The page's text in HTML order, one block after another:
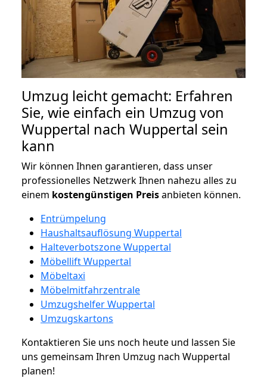
Umzug leicht gemacht: Erfahren
Sie, wie einfach ein Umzug von
Wuppertal nach Wuppertal sein
kann
Wir können Ihnen garantieren, dass unser
professionelles Netzwerk Ihnen nahezu alles zu
einem kostengünstigen Preisanbieten können.
Entrümpelung
Haushaltsauflösung Wuppertal
Halteverbotszone Wuppertal
Möbellift Wuppertal
Möbeltaxi
Möbelmitfahrzentrale
Umzugshelfer Wuppertal
Umzugskartons
Kontaktieren Sie uns noch heute und lassen Sie
uns gemeinsam Ihren Umzug nach Wuppertal
planen!